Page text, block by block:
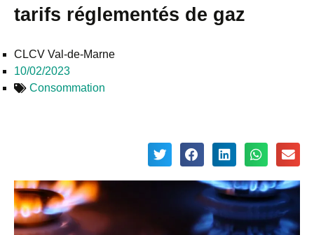
tarifs réglementés de gaz
CLCV Val-de-Marne
10/02/2023
Consommation